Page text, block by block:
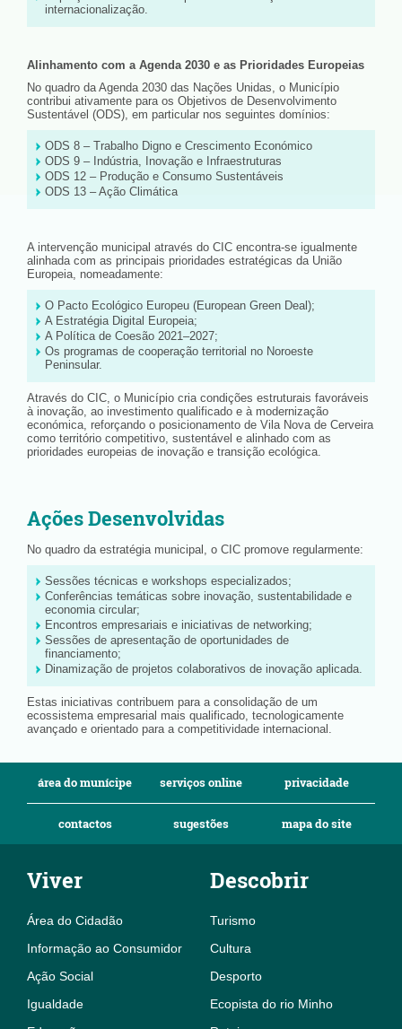
internacionalização.
Alinhamento com a Agenda 2030 e as Prioridades Europeias
No quadro da Agenda 2030 das Nações Unidas, o Município
contribui ativamente para os Objetivos de Desenvolvimento
Sustentável (ODS), em particular nos seguintes domínios:
ODS 8 – Trabalho Digno e Crescimento Económico
ODS 9 – Indústria, Inovação e Infraestruturas
ODS 12 – Produção e Consumo Sustentáveis
ODS 13 – Ação Climática
A intervenção municipal através do CIC encontra-se igualmente
alinhada com as principais prioridades estratégicas da União
Europeia, nomeadamente:
O Pacto Ecológico Europeu (European Green Deal);
A Estratégia Digital Europeia;
A Política de Coesão 2021–2027;
Os programas de cooperação territorial no Noroeste
Peninsular.
Através do CIC, o Município cria condições estruturais favoráveis
à inovação, ao investimento qualificado e à modernização
económica, reforçando o posicionamento de Vila Nova de Cerveira
como território competitivo, sustentável e alinhado com as
prioridades europeias de inovação e transição ecológica.
Ações Desenvolvidas
No quadro da estratégia municipal, o CIC promove regularmente:
Sessões técnicas e workshops especializados;
Conferências temáticas sobre inovação, sustentabilidade e
economia circular;
Encontros empresariais e iniciativas de networking;
Sessões de apresentação de oportunidades de
financiamento;
Dinamização de projetos colaborativos de inovação aplicada.
Estas iniciativas contribuem para a consolidação de um
ecossistema empresarial mais qualificado, tecnologicamente
avançado e orientado para a competitividade internacional.
área do munícipe serviços online privacidade
contactos sugestões mapa do site
Viver
Área do Cidadão
Informação ao Consumidor
Ação Social
Igualdade
Descobrir
Turismo
Cultura
Desporto
Ecopista do rio Minho